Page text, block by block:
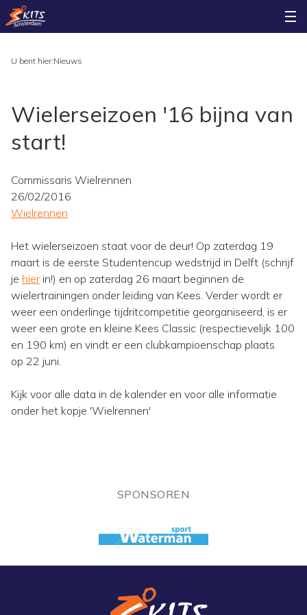
U bent hier:Nieuws
Wielerseizoen '16 bijna van
start!
Commissaris Wielrennen
26/02/2016
Wielrennen
Het wielerseizoen staat voor de deur! Op zaterdag 19
maart is de eerste Studentencup wedstrijd in Delft (schrijf
je hierin!) en op zaterdag 26 maart beginnen de
wielertrainingen onder leiding van Kees. Verder wordt er
weer een onderlinge tijdritcompetitie georganiseerd, is er
weer een grote en kleine Kees Classic (respectievelijk 100
en 190 km) en vindt er een clubkampioenschap plaats
op 22 juni.
Kijk voor alle data in de kalender en voor alle informatie
onder het kopje 'Wielrennen'
SPONSOREN